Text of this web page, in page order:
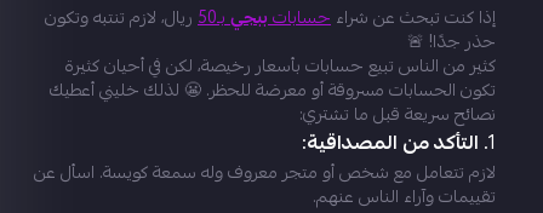
إذا كنت تبحث عن شراءحساباتببجيبـ50 ريال، لازم تنتبه وتكون
حذر جدًا! 🚨
كثير من الناس تبيع حسابات بأسعار رخيصة، لكن في أحيان كثيرة
تكون الحسابات مسروقة أو معرضة للحظر. 😬 لذلك خليني أعطيك
نصائح سريعة قبل ما تشتري:
1. التأكد من المصداقية:
لازم تتعامل مع شخص أو متجر معروف وله سمعة كويسة. اسأل عن
تقييمات وآراء الناس عنهم.